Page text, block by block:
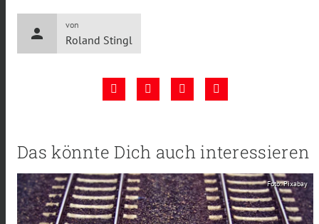
person
von
Roland Stingl
Das könnte Dich auch interessieren
Foto: Pixabay